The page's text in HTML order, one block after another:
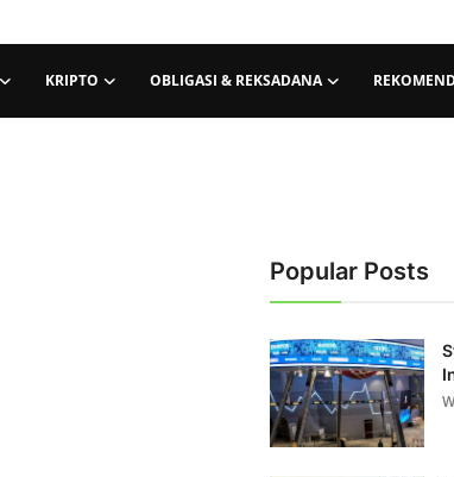
KRIPTO OBLIGASI & REKSADANA
Popular Posts